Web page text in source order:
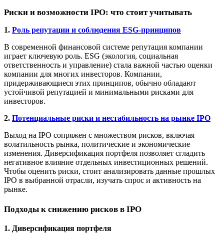
Риски и возможности IPO: что стоит учитывать
1. Роль репутации и соблюдения ESG-принципов
В современной финансовой системе репутация компании
играет ключевую роль. ESG (экология, социальная
ответственность и управление) стала важной частью оценки
компании для многих инвесторов. Компании,
придерживающиеся этих принципов, обычно обладают
устойчивой репутацией и минимальными рисками для
инвесторов.
2. Потенциальные риски и нестабильность на рынке IPO
Выход на IPO сопряжен с множеством рисков, включая
волатильность рынка, политические и экономические
изменения. Диверсификация портфеля позволяет сгладить
негативное влияние отдельных инвестиционных решений.
Чтобы оценить риски, стоит анализировать данные прошлых
IPO в выбранной отрасли, изучать спрос и активность на
рынке.
Подходы к снижению рисков в IPO
1. Диверсификация портфеля